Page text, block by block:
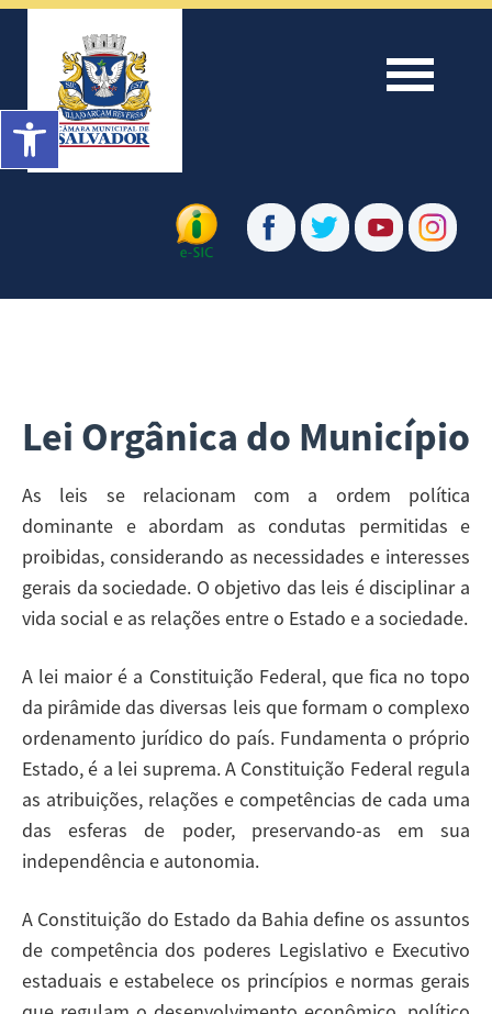
Menu
Lei Orgânica do Município
As leis se relacionam com a ordem política
dominante e abordam as condutas permitidas e
proibidas, considerando as necessidades e interesses
gerais da sociedade. O objetivo das leis é disciplinar a
vida social e as relações entre o Estado e a sociedade.
A lei maior é a Constituição Federal, que fica no topo
da pirâmide das diversas leis que formam o complexo
ordenamento jurídico do país. Fundamenta o próprio
Estado, é a lei suprema. A Constituição Federal regula
as atribuições, relações e competências de cada uma
das esferas de poder, preservando-as em sua
independência e autonomia.
A Constituição do Estado da Bahia define os assuntos
de competência dos poderes Legislativo e Executivo
estaduais e estabelece os princípios e normas gerais
Barra de Ferramentas Aberta